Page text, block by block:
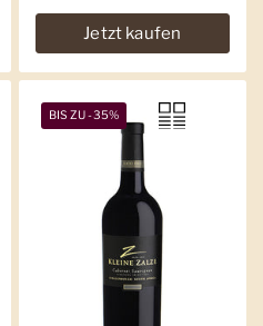
Jetzt kaufen
BIS ZU -35%